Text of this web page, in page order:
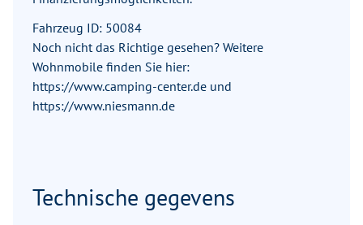
Fahrzeug ID: 50084
Noch nicht das Richtige gesehen? Weitere
Wohnmobile finden Sie hier:
https://www.camping-center.de und
https://www.niesmann.de
Technische gegevens